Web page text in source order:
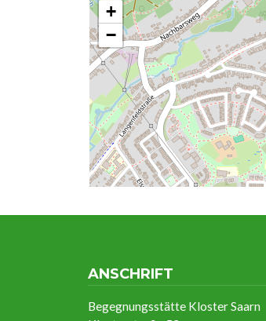
+
−
ANSCHRIFT
Begegnungsstätte Kloster Saarn